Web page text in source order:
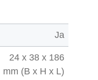
Ja
24 x 38 x 186
mm (B x H x L)